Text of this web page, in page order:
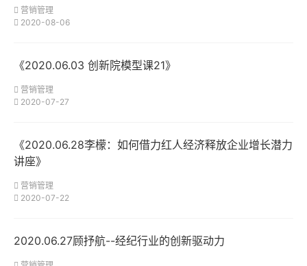
营销管理
2020-08-06
《2020.06.03 创新院模型课21》
营销管理
2020-07-27
《2020.06.28李檬：如何借力红人经济释放企业增长潜力
讲座》
营销管理
2020-07-22
2020.06.27顾抒航--经纪行业的创新驱动力